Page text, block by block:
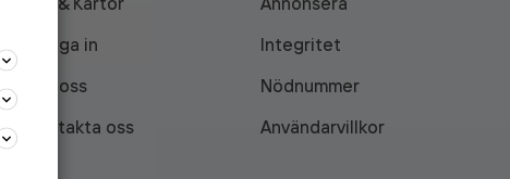
Logga in
Integritet
Om oss
Nödnummer
Kontakta oss
Användarvillkor